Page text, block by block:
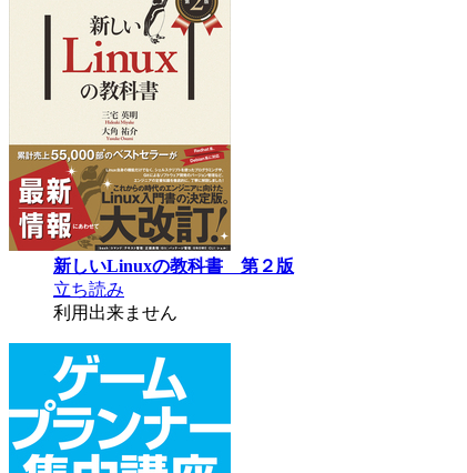
新しいLinuxの教科書 第２版
立ち読み
利用出来ません